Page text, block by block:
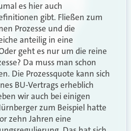
es hier auch
gibt. Fließen zum
Prozesse und die
anteilig in eine
geht es nur um die reine
Da muss man schon
Die Prozessquote kann sich
BU-Vertrags erheblich
wir auch bei einigen
zum Beispiel hatte
zehn Jahren eine